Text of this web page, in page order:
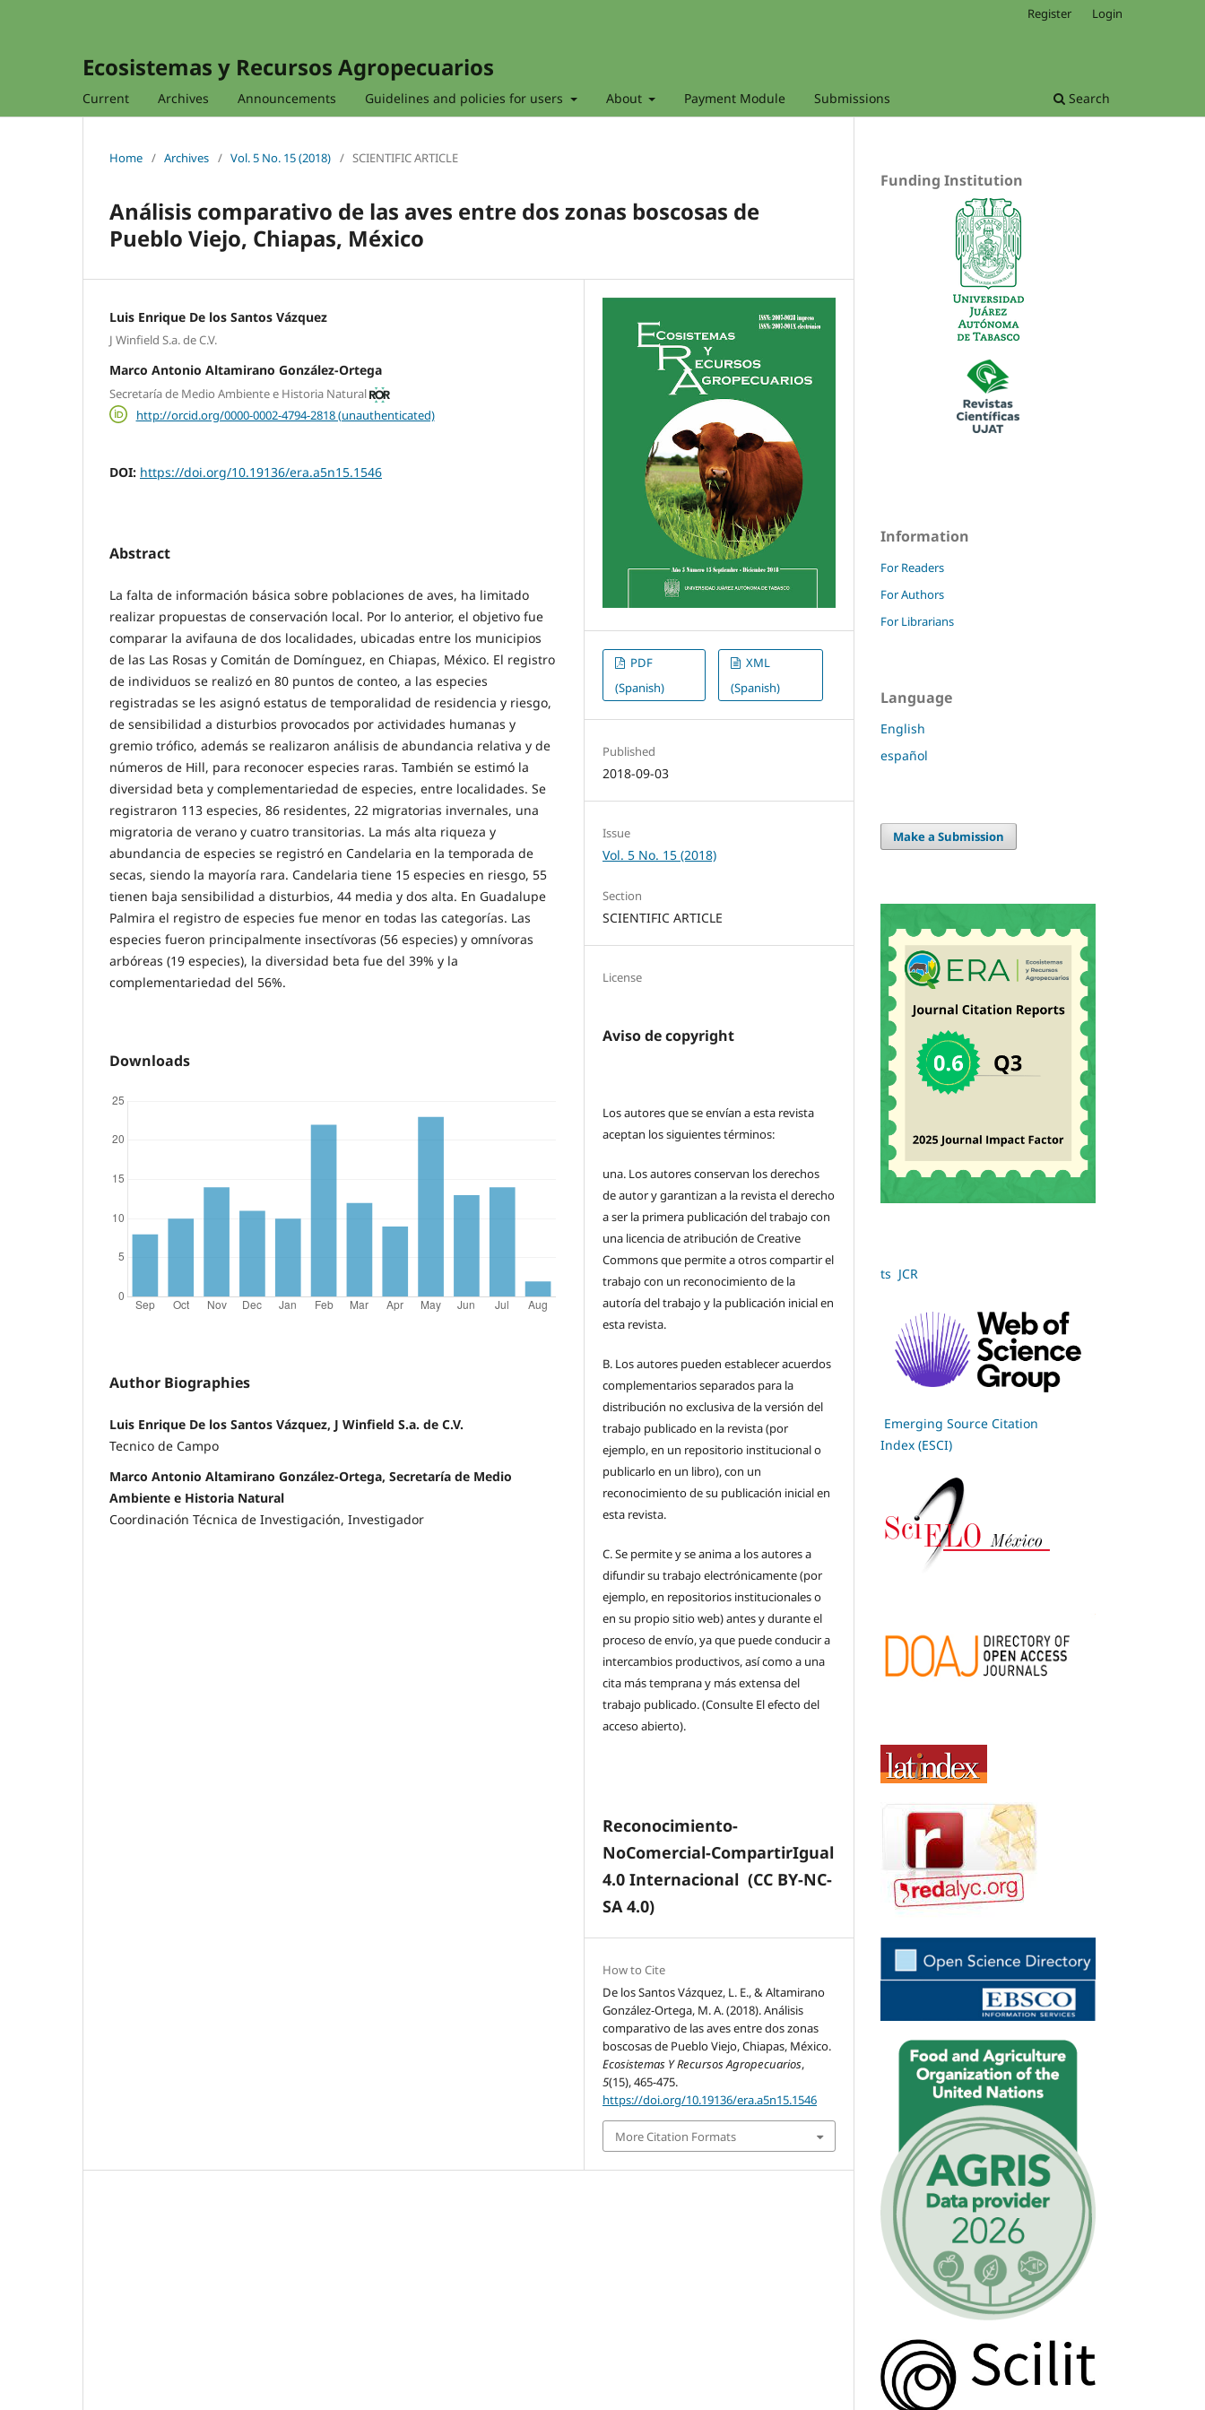
Ecosistemas y Recursos Agropecuarios
Current Archives Announcements Guidelines and policies for users About Payment Module Submissions Search
Register Login
Home / Archives / Vol. 5 No. 15 (2018) / SCIENTIFIC ARTICLE
Análisis comparativo de las aves entre dos zonas boscosas de
Pueblo Viejo, Chiapas, México
Luis Enrique De los Santos Vázquez
J Winfield S.a. de C.V.
Marco Antonio Altamirano González-Ortega
Secretaría de Medio Ambiente e Historia Natural
http://orcid.org/0000-0002-4794-2818 (unauthenticated)
DOI: https://doi.org/10.19136/era.a5n15.1546
Abstract
La falta de información básica sobre poblaciones de aves, ha limitado
realizar propuestas de conservación local. Por lo anterior, el objetivo fue
comparar la avifauna de dos localidades, ubicadas entre los municipios
de las Las Rosas y Comitán de Domínguez, en Chiapas, México. El registro
de individuos se realizó en 80 puntos de conteo, a las especies
registradas se les asignó estatus de temporalidad de residencia y riesgo,
de sensibilidad a disturbios provocados por actividades humanas y
gremio trófico, además se realizaron análisis de abundancia relativa y de
números de Hill, para reconocer especies raras. También se estimó la
diversidad beta y complementariedad de especies, entre localidades. Se
registraron 113 especies, 86 residentes, 22 migratorias invernales, una
migratoria de verano y cuatro transitorias. La más alta riqueza y
abundancia de especies se registró en Candelaria en la temporada de
secas, siendo la mayoría rara. Candelaria tiene 15 especies en riesgo, 55
tienen baja sensibilidad a disturbios, 44 media y dos alta. En Guadalupe
Palmira el registro de especies fue menor en todas las categorías. Las
especies fueron principalmente insectívoras (56 especies) y omnívoras
arbóreas (19 especies), la diversidad beta fue del 39% y la
complementariedad del 56%.
Downloads
Author Biographies
Luis Enrique De los Santos Vázquez, J Winfield S.a. de C.V.
Tecnico de Campo
Marco Antonio Altamirano González-Ortega, Secretaría de Medio
Ambiente e Historia Natural
Coordinación Técnica de Investigación, Investigador
PDF
(Spanish)
XML
(Spanish)
Published
2018-09-03
Issue
Vol. 5 No. 15 (2018)
Section
SCIENTIFIC ARTICLE
License
Aviso de copyright
Los autores que se envían a esta revista
aceptan los siguientes términos:
una. Los autores conservan los derechos
de autor y garantizan a la revista el derecho
a ser la primera publicación del trabajo con
una licencia de atribución de Creative
Commons que permite a otros compartir el
trabajo con un reconocimiento de la
autoría del trabajo y la publicación inicial en
esta revista.
B. Los autores pueden establecer acuerdos
complementarios separados para la
distribución no exclusiva de la versión del
trabajo publicado en la revista (por
ejemplo, en un repositorio institucional o
publicarlo en un libro), con un
reconocimiento de su publicación inicial en
esta revista.
C.Se permite y se anima a los autores a
difundir su trabajo electrónicamente (por
ejemplo, en repositorios institucionales o
en su propio sitio web) antes y durante el
proceso de envío, ya que puede conducir a
intercambios productivos, así como a una
cita más temprana y más extensa del
trabajo publicado. (Consulte El efecto del
acceso abierto).
Reconocimiento-
NoComercial-CompartirIgual
4.0 Internacional (CC BY-NC-
SA 4.0)
How to Cite
De los Santos Vázquez, L. E., & Altamirano
González-Ortega, M. A. (2018). Análisis
comparativo de las aves entre dos zonas
boscosas de Pueblo Viejo, Chiapas, México.
Ecosistemas Y Recursos Agropecuarios,
5(15), 465-475.
https://doi.org/10.19136/era.a5n15.1546
More Citation Formats
Funding Institution
Information
For Readers
For Authors
For Librarians
Language
English
español
Make a Submission
ts JCR
Emerging Source Citation
Index (ESCI)